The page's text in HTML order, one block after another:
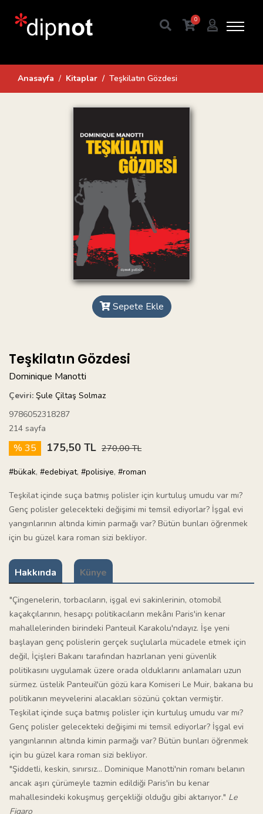
0
Anasayfa Kitaplar Teşkilatın Gözdesi
Sepete Ekle
Teşkilatın Gözdesi
Dominique Manotti
Çeviri: Şule Çiltaş Solmaz
9786052318287
214 sayfa
% 35 175,50 TL 270,00 TL
#bükak, #edebiyat, #polisiye, #roman
Teşkilat içinde suça batmış polisler için kurtuluş umudu var mı?
Genç polisler gelecekteki değişimi mi temsil ediyorlar? İşgal evi
yangınlarının altında kimin parmağı var? Bütün bunları öğrenmek
için bu güzel kara roman sizi bekliyor.
Hakkında Künye
"Çingenelerin, torbacıların, işgal evi sakinlerinin, otomobil
kaçakçılarının, hesapçı politikacıların mekânı Paris'in kenar
mahallelerinden birindeki Panteuil Karakolu'ndayız. İşe yeni
başlayan genç polislerin gerçek suçlularla mücadele etmek için
değil, İçişleri Bakanı tarafından hazırlanan yeni güvenlik
politikasını uygulamak üzere orada olduklarını anlamaları uzun
sürmez. üstelik Panteuil'ün gözü kara Komiseri Le Muir, bakana bu
politikanın meyvelerini alacakları sözünü çoktan vermiştir.
Teşkilat içinde suça batmış polisler için kurtuluş umudu var mı?
Genç polisler gelecekteki değişimi mi temsil ediyorlar? İşgal evi
yangınlarının altında kimin parmağı var? Bütün bunları öğrenmek
için bu güzel kara roman sizi bekliyor.
"Şiddetli, keskin, sınırsız... Dominique Manotti'nin romanı belanın
ancak aşırı çürümeyle tazmin edildiği Paris'in bu kenar
mahallesindeki kokuşmuş gerçekliği olduğu gibi aktarıyor." Le
Figaro